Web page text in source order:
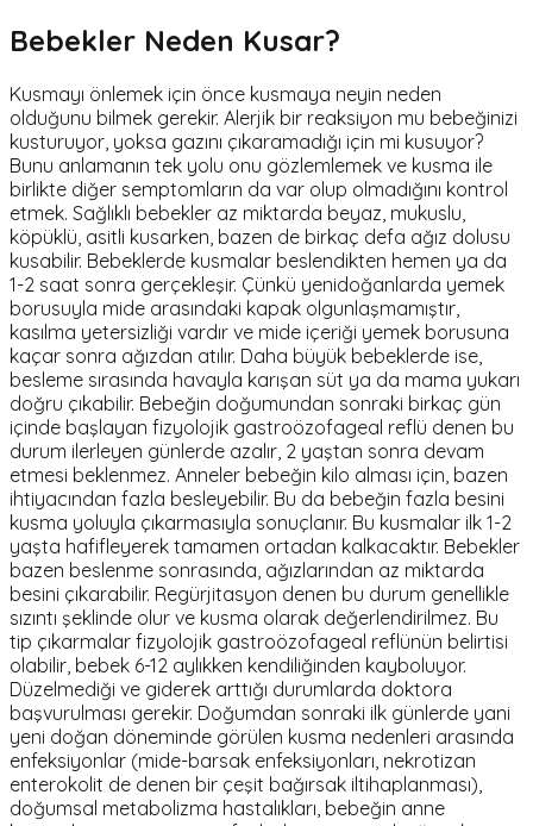
Bebekler Neden Kusar?
Kusmayı önlemek için önce kusmaya neyin neden
olduğunu bilmek gerekir. Alerjik bir reaksiyon mu bebeğinizi
kusturuyor, yoksa gazını çıkaramadığı için mi kusuyor?
Bunu anlamanın tek yolu onu gözlemlemek ve kusma ile
birlikte diğer semptomların da var olup olmadığını kontrol
etmek. Sağlıklı bebekler az miktarda beyaz, mukuslu,
köpüklü, asitli kusarken, bazen de birkaç defa ağız dolusu
kusabilir. Bebeklerde kusmalar beslendikten hemen ya da
1-2 saat sonra gerçekleşir. Çünkü yenidoğanlarda yemek
borusuyla mide arasındaki kapak olgunlaşmamıştır,
kasılma yetersizliği vardır ve mide içeriği yemek borusuna
kaçar sonra ağızdan atılır. Daha büyük bebeklerde ise,
besleme sırasında havayla karışan süt ya da mama yukarı
doğru çıkabilir. Bebeğin doğumundan sonraki birkaç gün
içinde başlayan fizyolojik gastroözofageal reflü denen bu
durum ilerleyen günlerde azalır, 2 yaştan sonra devam
etmesi beklenmez. Anneler bebeğin kilo alması için, bazen
ihtiyacından fazla besleyebilir. Bu da bebeğin fazla besini
kusma yoluyla çıkarmasıyla sonuçlanır. Bu kusmalar ilk 1-2
yaşta hafifleyerek tamamen ortadan kalkacaktır. Bebekler
bazen beslenme sonrasında, ağızlarından az miktarda
besini çıkarabilir. Regürjitasyon denen bu durum genellikle
sızıntı şeklinde olur ve kusma olarak değerlendirilmez. Bu
tip çıkarmalar fizyolojik gastroözofageal reflünün belirtisi
olabilir, bebek 6-12 aylıkken kendiliğinden kayboluyor.
Düzelmediği ve giderek arttığı durumlarda doktora
başvurulması gerekir. Doğumdan sonraki ilk günlerde yani
yeni doğan döneminde görülen kusma nedenleri arasında
enfeksiyonlar (mide-barsak enfeksiyonları, nekrotizan
enterokolit de denen bir çeşit bağırsak iltihaplanması),
doğumsal metabolizma hastalıkları, bebeğin anne